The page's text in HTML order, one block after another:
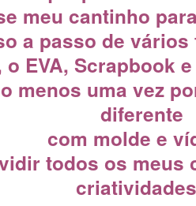
meu cantinho
a passo de
o EVA, Scrapbook
menos uma vez
diferente
com molde e
todos os meus